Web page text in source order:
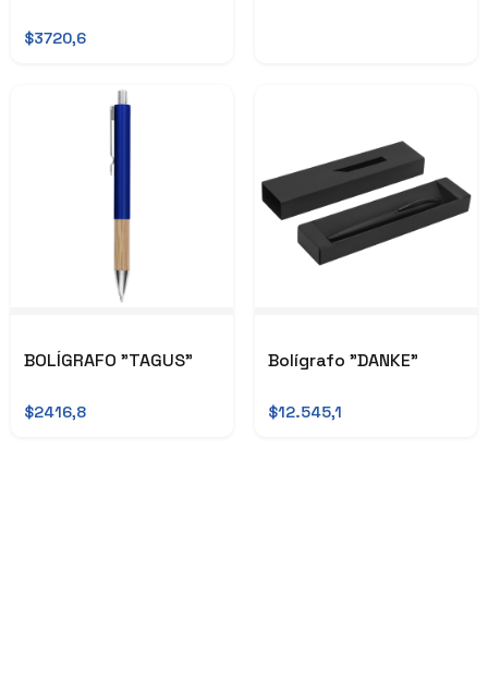
$3720,6
BOLÍGRAFO "TAGUS"
$2416,8
Bolígrafo "DANKE"
$12.545,1